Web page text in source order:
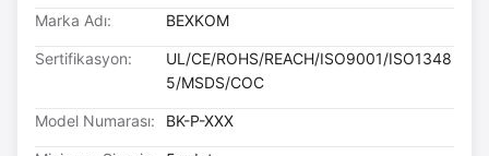
Marka Adı: BEXKOM
Sertifikasyon:
UL/CE/ROHS/REACH/ISO9001/ISO1348
5/MSDS/COC
Model Numarası: BK-P-XXX